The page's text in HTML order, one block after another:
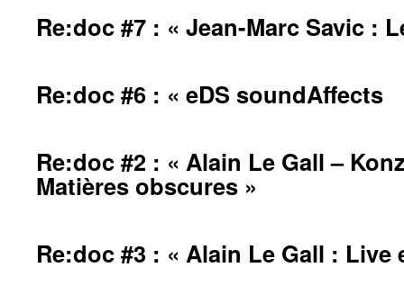
Re:doc #7 : « Jean-Marc Savic :
Re:doc #6 : « eDS soundAffects
Re:doc #2 : « Alain Le Gall –
Matières obscures »
Re:doc #3 : « Alain Le Gall : Live